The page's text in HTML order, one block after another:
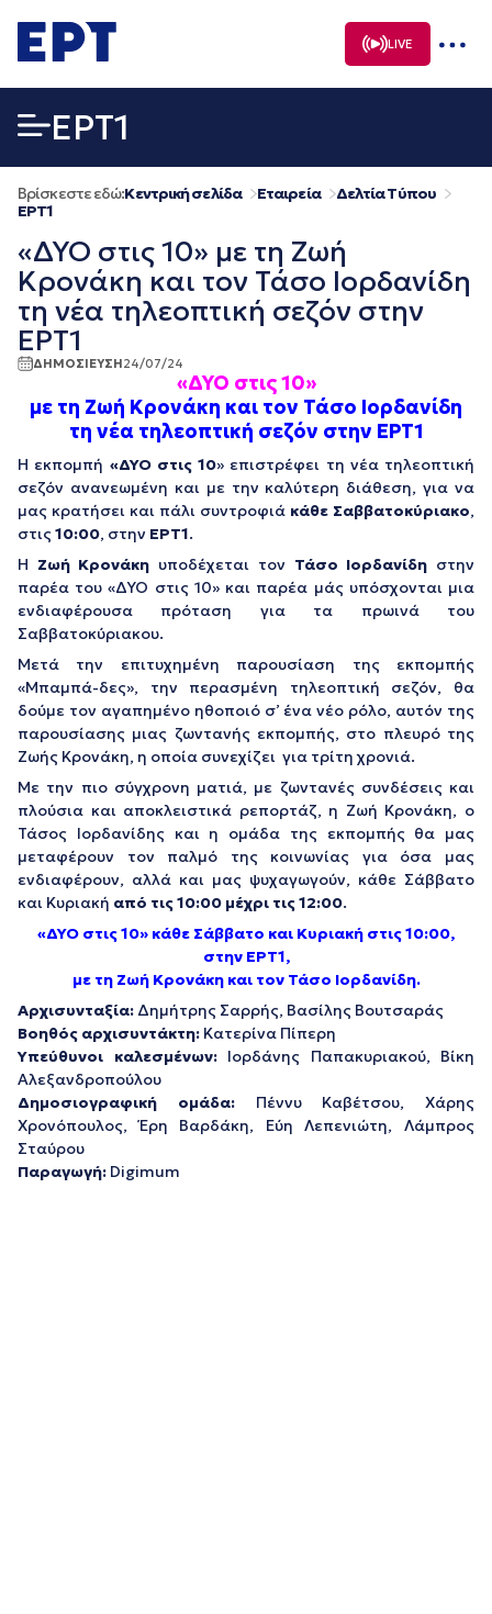
σε
περιεχόμενο
LIVE
EΡΤ1
Βρίσκεστε εδώ:Κεντρική σελίδα Εταιρεία
Δελτία Τύπου
EΡΤ1
«ΔΥΟ στις 10» με τη Ζωή
Κρονάκη και τον Τάσο Ιορδανίδη
τη νέα τηλεοπτική σεζόν στην
ΕΡΤ1
ΔΗΜΟΣΙΕΥΣΗ24/07/24
«ΔΥΟ στις 10»
με τη Ζωή Κρονάκη και τον Τάσο Ιορδανίδη
τη νέα τηλεοπτική σεζόν στην ΕΡΤ1
Η εκπομπή «ΔΥΟ στις 10» επιστρέφει τη νέα τηλεοπτική
σεζόν ανανεωμένη και με την καλύτερη διάθεση, για να
μας κρατήσει και πάλι συντροφιά κάθε Σαββατοκύριακο,
στις10:00, στην ΕΡΤ1.
Η Ζωή Κρονάκη υποδέχεται τον Τάσο Ιορδανίδη στην
παρέα του «ΔΥΟ στις 10» και παρέα μάς υπόσχονται μια
ενδιαφέρουσα πρόταση για τα πρωινά του
Σαββατοκύριακου.
Μετά την επιτυχημένη παρουσίαση της εκπομπής
«Μπαμπά-δες», την περασμένη τηλεοπτική σεζόν, θα
δούμε τον αγαπημένο ηθοποιό σ’ ένα νέο ρόλο, αυτόν της
παρουσίασης μιας ζωντανής εκπομπής, στο πλευρό της
Ζωής Κρονάκη, η οποία συνεχίζει για τρίτη χρονιά.
Με την πιο σύγχρονη ματιά, με ζωντανές συνδέσεις και
πλούσια και αποκλειστικά ρεπορτάζ, η Ζωή Κρονάκη, ο
Τάσος Ιορδανίδης και η ομάδα της εκπομπής θα μας
μεταφέρουν τον παλμό της κοινωνίας για όσα μας
ενδιαφέρουν, αλλά και μας ψυχαγωγούν, κάθε Σάββατο
και Κυριακή από τις 10:00 μέχρι τις 12:00.
«ΔΥΟ στις 10» κάθε Σάββατο και Κυριακή στις 10:00,
στην ΕΡΤ1,
με τη Ζωή Κρονάκη και τον Τάσο Ιορδανίδη.
Αρχισυνταξία: Δημήτρης Σαρρής, Βασίλης Βουτσαράς
Βοηθός αρχισυντάκτη: Κατερίνα Πίπερη
Υπεύθυνοι καλεσμένων: Ιορδάνης Παπακυριακού, Βίκη
Αλεξανδροπούλου
Δημοσιογραφική ομάδα:Πέννυ Καβέτσου, Χάρης
Χρονόπουλος, Έρη Βαρδάκη, Εύη Λεπενιώτη, Λάμπρος
Σταύρου
Παραγωγή: Digimum